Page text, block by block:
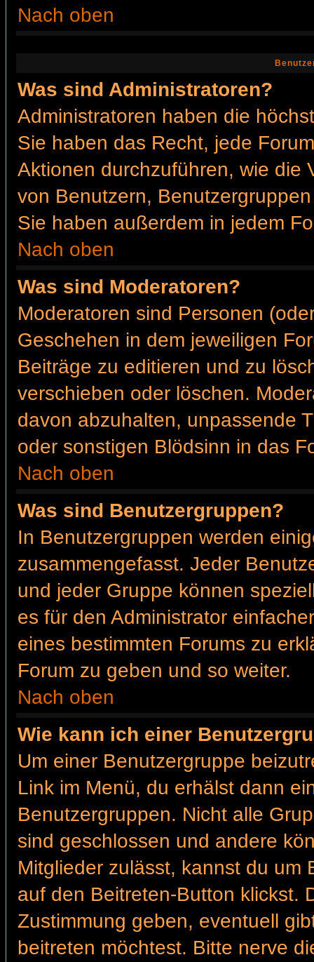
Nach oben
Was sind Administratoren?
Administratoren haben die
Sie haben das Recht, jede
Aktionen durchzuführen, wie die
von Benutzern,
Sie haben außerdem in jedem
Nach oben
Was sind Moderatoren?
Moderatoren sind Personen
Geschehen in dem jeweiligen
Beiträge zu editieren und zu
verschieben oder löschen.
davon abzuhalten, unpassende
oder sonstigen Blödsinn in das
Nach oben
Was sind Benutzergruppen?
In Benutzergruppen werden
zusammengefasst. Jeder
und jeder Gruppe können
es für den Administrator
eines bestimmten Forums zu
Forum zu geben und so weiter.
Nach oben
Wie kann ich einer
Um einer Benutzergruppe
Link im Menü, du erhälst dann
Benutzergruppen. Nicht alle
sind geschlossen und andere
Mitglieder zulässt, kannst du um
auf den Beitreten-Button klickst.
Zustimmung geben, eventuell
beitreten möchtest. Bitte nerve